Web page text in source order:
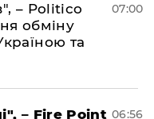
– Politico
обміну
та
07:00
– Fire Point 06:56